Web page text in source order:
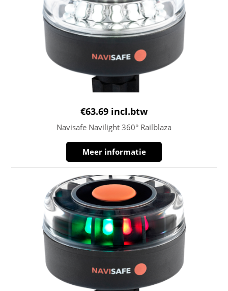
€63.69 incl.btw
Navisafe Navilight 360° Railblaza
Meer informatie